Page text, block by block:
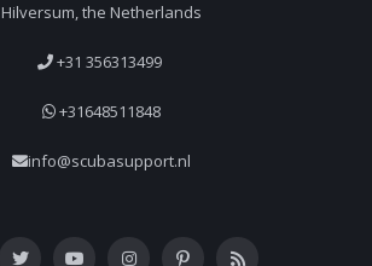
Hilversum, the Netherlands
+31 356313499
+31648511848
info@scubasupport.nl